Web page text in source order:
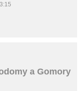
a Gomory